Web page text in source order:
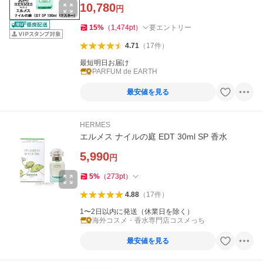
10,780円
15% （ 1,474pt） 要エントリー
4.71（ 17件）
最短明日お届け
PARFUM de EARTH
最安値を見る
HERMES
エルメス ナイルの庭 EDT 30ml SP 香水
5,990円
5% （273pt）
4.88（ 17件）
1〜2日以内に発送（休業日を除く）
海外コスメ・香水専門店コスメっち
最安値を見る